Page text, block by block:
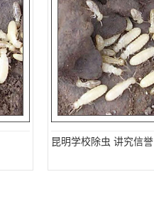
昆明学校除虫 讲究信誉